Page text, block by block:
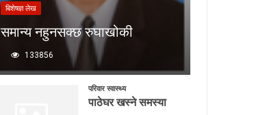
बिशेषज्ञ लेख
समान्य नहुनसक्छ रुघाखोकी
133856
परिवार स्वास्थ्य
पाठेघर खस्ने समस्या